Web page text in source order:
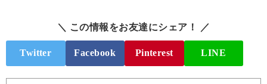
＼ この情報をお友達にシェア！ ／
Twitter Facebook Pinterest LINE